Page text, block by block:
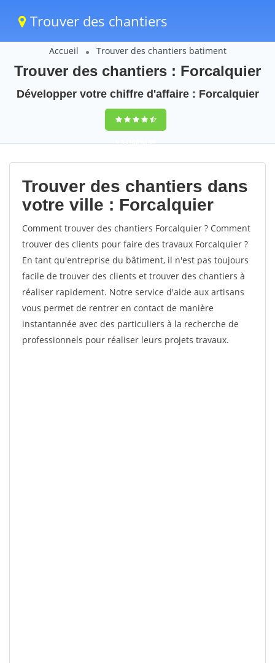
Trouver des chantiers
Accueil Trouver des chantiers batiment
Trouver des chantiers : Forcalquier
Développer votre chiffre d'affaire : Forcalquier
9,5(100%)59
votes
Trouver des chantiers dans
votre ville : Forcalquier
Comment trouver des chantiers Forcalquier ? Comment
trouver des clients pour faire des travaux Forcalquier ?
En tant qu'entreprise du bâtiment, il n'est pas toujours
facile de trouver des clients et trouver des chantiers à
réaliser rapidement. Notre service d'aide aux artisans
vous permet de rentrer en contact de manière
instantannée avec des particuliers à la recherche de
professionnels pour réaliser leurs projets travaux.